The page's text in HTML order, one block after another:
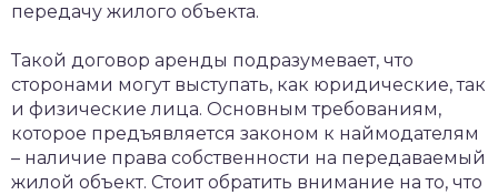
передачу жилого объекта.
Такой договор аренды подразумевает, что
сторонами могут выступать, как юридические, так
и физические лица. Основным требованиям,
которое предъявляется законом к наймодателям
– наличие права собственности на передаваемый
жилой объект. Стоит обратить внимание на то, что